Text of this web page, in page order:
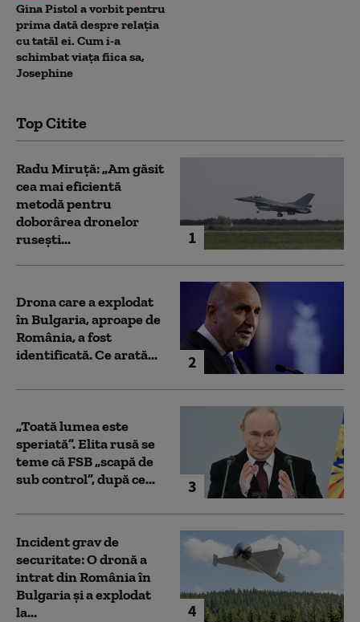
Gina Pistol a vorbit pentru
prima dată despre relația
cu tatăl ei. Cum i-a
schimbat viața fiica sa,
Josephine
Top Citite
1
Radu Miruță: „Am găsit
cea mai eficientă
metodă pentru
doborârea dronelor
rusești...
2
Drona care a explodat
în Bulgaria, aproape de
România, a fost
identificată. Ce arată...
3
„Toată lumea este
speriată”. Elita rusă se
teme că FSB „scapă de
sub control”, după ce...
4
Incident grav de
securitate: O dronă a
intrat din România în
Bulgaria şi a explodat
la...